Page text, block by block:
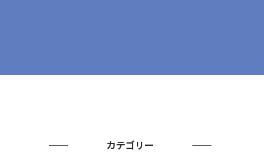
カテゴリー